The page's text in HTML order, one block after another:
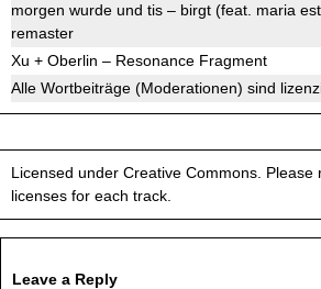
morgen wurde und tis – birgt (feat. maria
remaster
Xu + Oberlin – Resonance Fragment
Alle Wortbeiträge (Moderationen) sind
Licensed under Creative Commons. Please
licenses for each track.
Leave a Reply